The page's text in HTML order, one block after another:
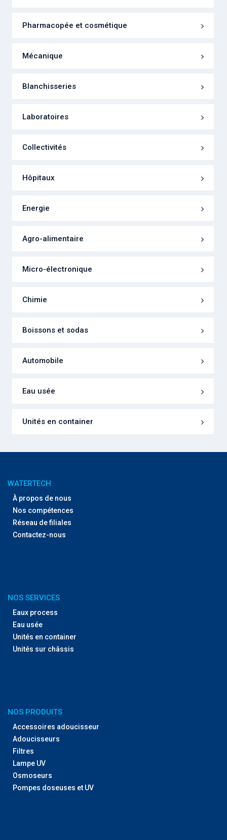
Pharmacopée et cosmétique
Mécanique
Blanchisseries
Laboratoires
Collectivités
Hôpitaux
Energie
Agro-alimentaire
Micro-électronique
Chimie
Boissons et sodas
Automobile
Eau usée
Unités en container
WATERTECH
À propos de nous
Nos compétences
Réseau de filiales
Contactez-nous
NOS SERVICES
Eaux process
Eau usée
Unités en container
Unités sur châssis
NOS PRODUITS
Accessoires adoucisseur
Adoucisseurs
Filtres
Lampe UV
Osmoseurs
Pompes doseuses et UV